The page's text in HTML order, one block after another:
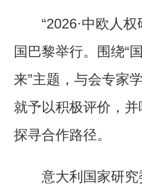
“2026·中欧人权
国巴黎举行。围绕“
来”主题，与会专家
就予以积极评价，并
探寻合作路径。
意大利国家研究